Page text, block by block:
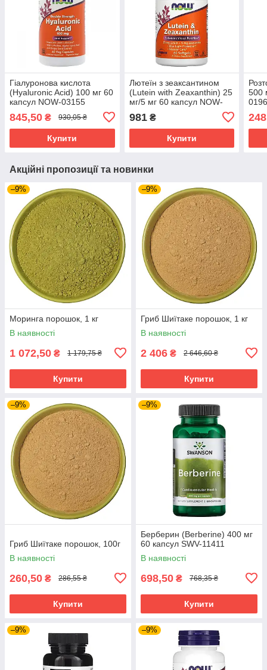
Гіалуронова кислота
(Hyaluronic Acid) 100 мг 60
капсул NOW-03155
845,50 ₴ 930,05 ₴
Купити
Лютеїн з зеаксантином
(Lutein with Zeaxanthin) 25
мг/5 мг 60 капсул NOW-
981₴
Купити
500
Акційні пропозиції та новинки
–9%
Моринга порошок, 1 кг
В наявності
1 072,50 ₴ 1 179,75 ₴
Купити
–9%
Гриб Шиїтаке порошок, 1 кг
В наявності
2 406 ₴ 2 646,60 ₴
Купити
–9%
Гриб Шиїтаке порошок, 100г
В наявності
260,50 ₴ 286,55 ₴
Купити
–9%
Берберин (Berberine) 400 мг
60 капсул SWV-11411
В наявності
698,50 ₴ 768,35 ₴
Купити
–9% –9%